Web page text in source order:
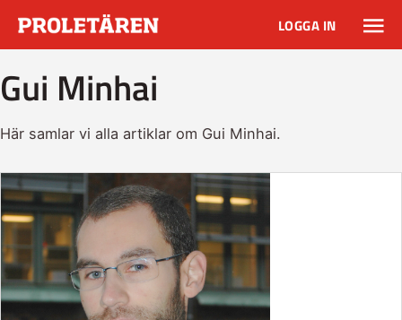
LOGGA IN
Gui Minhai
Här samlar vi alla artiklar om Gui Minhai.